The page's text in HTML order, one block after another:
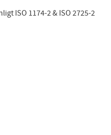
ISO 1174-2 & ISO 2725-2